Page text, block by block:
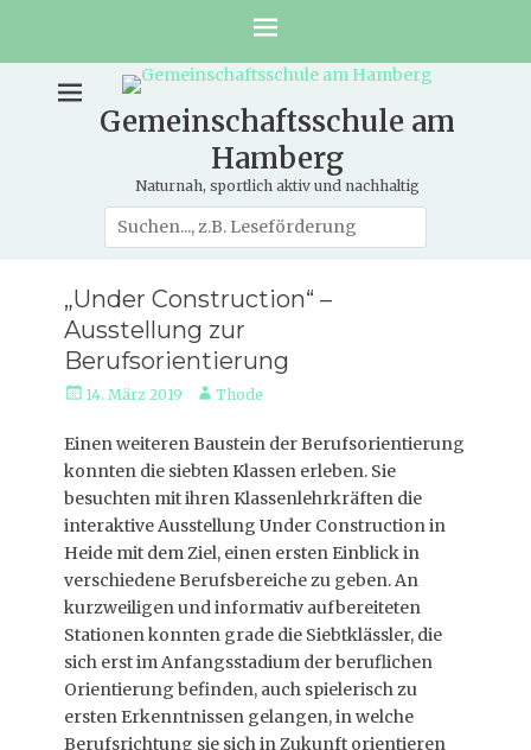
Gemeinschaftsschule am
Hamberg
Naturnah, sportlich aktiv und nachhaltig
Suche
nach:
„Under Construction“ –
Ausstellung zur
Berufsorientierung
Veröffentlicht
14. März 2019 AutorThode
Einen weiteren Baustein der Berufsorientierung
konnten die siebten Klassen erleben. Sie
besuchten mit ihren Klassenlehrkräften die
interaktive Ausstellung Under Construction in
Heide mit dem Ziel, einen ersten Einblick in
verschiedene Berufsbereiche zu geben. An
kurzweiligen und informativ aufbereiteten
Stationen konnten grade die Siebtklässler, die
sich erst im Anfangsstadium der beruflichen
Orientierung befinden, auch spielerisch zu
ersten Erkenntnissen gelangen, in welche
Berufsrichtung sie sich in Zukunft orientieren